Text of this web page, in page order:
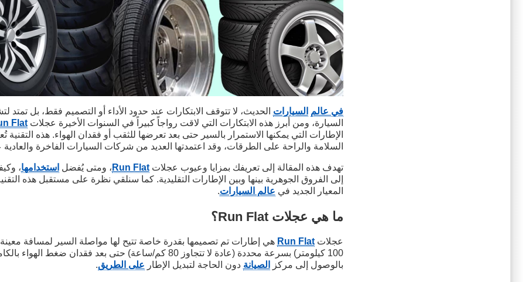
في عالم السيارات الحديث، لا تتوقف الابتكارات عند حدود الأداء أو التصميم فقط، بل
السيارة، ومن أبرز هذه الابتكارات التي لاقت رواجاً كبيراً في السنوات الأخيرة عجلاتFlat
الإطارات التي يمكنها الاستمرار بالسير حتى بعد تعرضها للثقب أو فقدان الهواء. هذه التقنية
السلامة والراحة على الطرقات، وقد اعتمدتها العديد من شركات السيارات الفاخرة
تهدف هذه المقالة إلى تعريفك بمزايا وعيوب عجلاتRun Flat ، ومتى يُفضل استخدامها،
إلى الفروق الجوهرية بينها وبين الإطارات التقليدية. كما سنلقي نظرة على مستقبل هذه
المعيار الجديد في عالم السيارات.
ما هي عجلات Run Flat؟
عجلاتRun Flat
100 كيلومتر) بسرعة محددة (عادة لا تتجاوز 80 كم/ساعة) حتى بعد فقدان
بالوصول إلى مركز
الصيانة دون الحاجة لتبديل الإطار على الطريق.